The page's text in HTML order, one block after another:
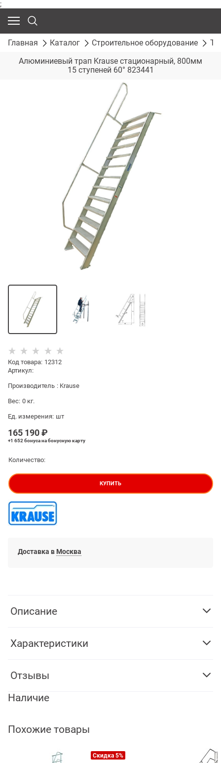
;
Главная Каталог Строительное оборудование
Алюминиевый трап Krause стационарный, 800мм
15 ступеней 60° 823441
Код товара: 12312
Артикул:
Производитель : Krause
Вес: 0 кг.
Ед. измерения: шт
165 190 ₽
+1 652 бонусана бонусную карту
Количество:
КУПИТЬ
Доставка в Москва
Описание
Характеристики
Отзывы
Наличие
Похожие товары
Скидка 5%